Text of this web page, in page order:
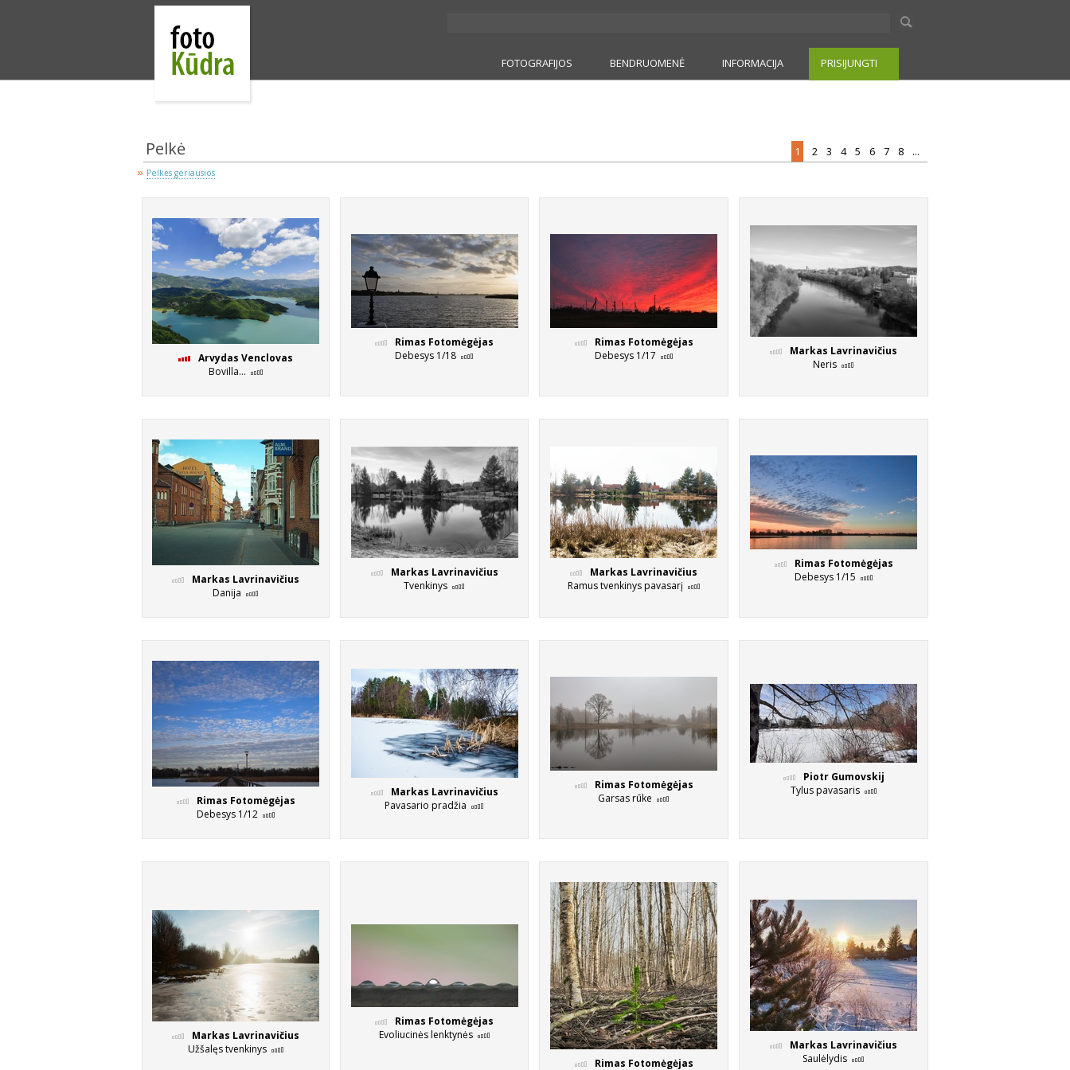
FOTOGRAFIJOS BENDRUOMENĖ INFORMACIJA PRISIJUNGTI
Pelkė 1 2 3 4 5 6 7 8 ...
» Pelkės geriausios
Arvydas Venclovas
Bovilla...
Rimas Fotomėgėjas
Debesys 1/18
Rimas Fotomėgėjas
Debesys 1/17
Markas Lavrinavičius
Neris
Markas Lavrinavičius
Danija
Markas Lavrinavičius
Tvenkinys
Markas Lavrinavičius
Ramus tvenkinys pavasarį
Rimas Fotomėgėjas
Debesys 1/15
Rimas Fotomėgėjas
Debesys 1/12
Markas Lavrinavičius
Pavasario pradžia
Rimas Fotomėgėjas
Garsas rūke
Piotr Gumovskij
Tylus pavasaris
Markas Lavrinavičius
Užšalęs tvenkinys
Rimas Fotomėgėjas
Evoliucinės lenktynės
Rimas Fotomėgėjas
Markas Lavrinavičius
Saulėlydis